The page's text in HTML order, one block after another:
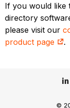
If you would like
directory
please visit our
product page
.
©